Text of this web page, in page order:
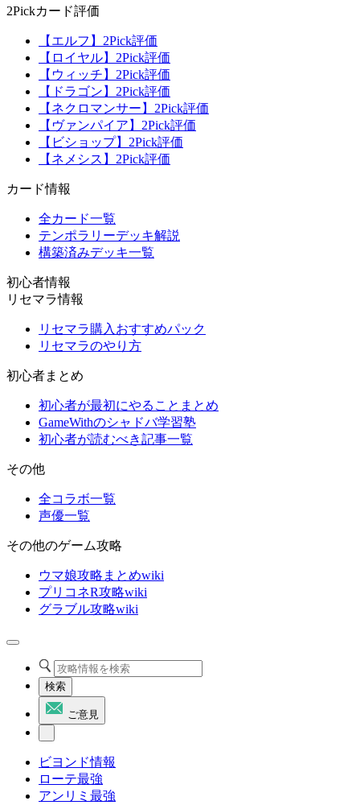
2Pickカード評価
【エルフ】2Pick評価
【ロイヤル】2Pick評価
【ウィッチ】2Pick評価
【ドラゴン】2Pick評価
【ネクロマンサー】2Pick評価
【ヴァンパイア】2Pick評価
【ビショップ】2Pick評価
【ネメシス】2Pick評価
カード情報
全カード一覧
テンポラリーデッキ解説
構築済みデッキ一覧
初心者情報
リセマラ情報
リセマラ購入おすすめパック
リセマラのやり方
初心者まとめ
初心者が最初にやることまとめ
GameWithのシャドバ学習塾
初心者が読むべき記事一覧
その他
全コラボ一覧
声優一覧
その他のゲーム攻略
ウマ娘攻略まとめwiki
プリコネR攻略wiki
グラブル攻略wiki
検索
ご意見
ビヨンド情報
ローテ最強
アンリミ最強